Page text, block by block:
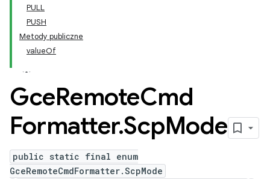
PULL
PUSH
Metody publiczne
valueOf
GceRemoteCmd
Formatter.ScpMode
public static final enum
GceRemoteCmdFormatter.ScpMode